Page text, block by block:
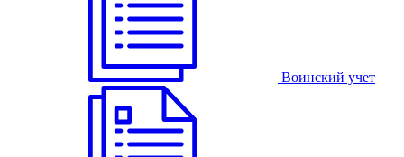
Воинский учет